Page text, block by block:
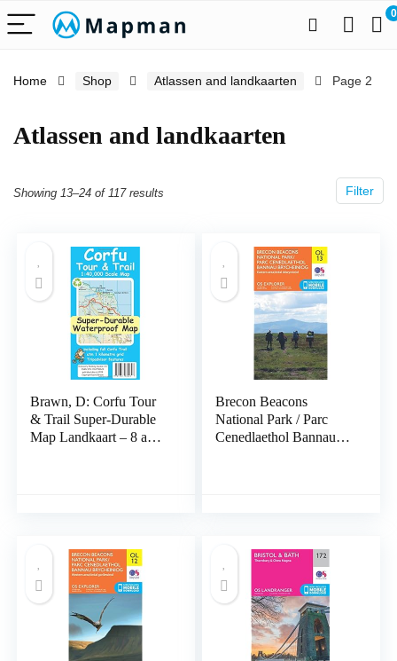
0
Home Shop Atlassen and landkaarten Page 2
Atlassen and landkaarten
Filter
Showing 13–24 of 117 results
Brawn, D: Corfu Tour
& Trail Super-Durable
Map Landkaart – 8 april
Brecon Beacons
National Park / Parc
Cenedlaethol Bannau